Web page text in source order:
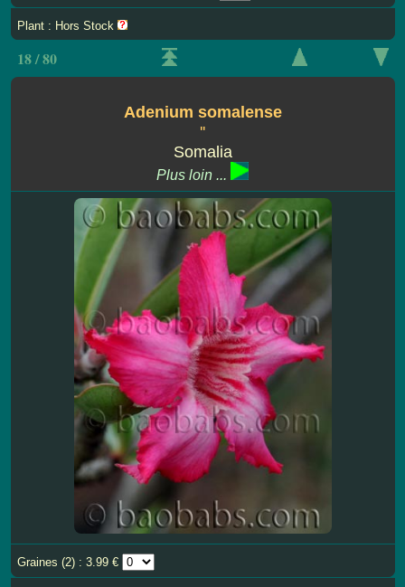
Plant : Hors Stock
18 / 80
Adenium somalense
''
Somalia
Plus loin ...
Graines (2) : 3.99 €